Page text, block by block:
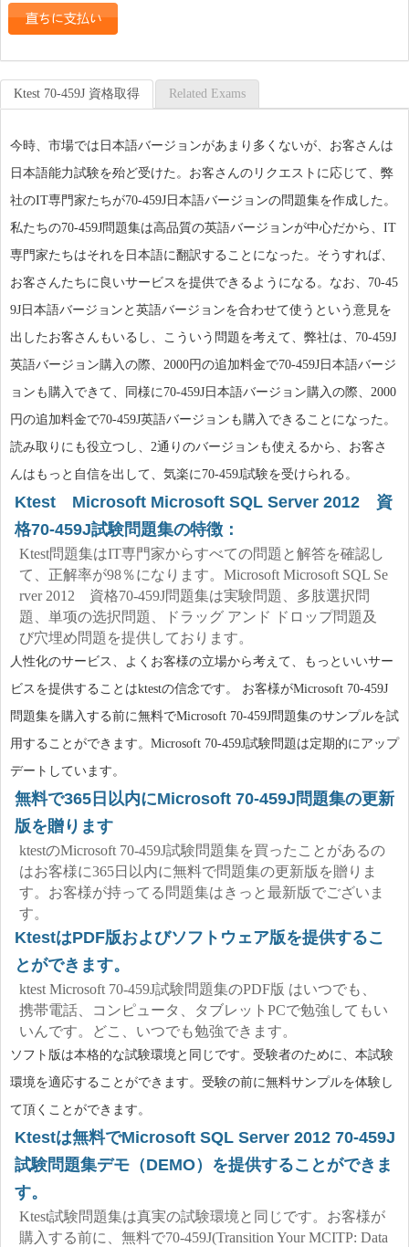
Ktest 70-459J 資格取得 Related Exams
今時、市場では日本語バージョンがあまり多くないが、お客さんは
日本語能力試験を殆ど受けた。お客さんのリクエストに応じて、弊
社のIT専門家たちが70-459J日本語バージョンの問題集を作成した。
私たちの70-459J問題集は高品質の英語バージョンが中心だから、IT
専門家たちはそれを日本語に翻訳することになった。そうすれば、
お客さんたちに良いサービスを提供できるようになる。なお、70-45
9J日本語バージョンと英語バージョンを合わせて使うという意見を
出したお客さんもいるし、こういう問題を考えて、弊社は、70-459J
英語バージョン購入の際、2000円の追加料金で70-459J日本語バージ
ョンも購入できて、同様に70-459J日本語バージョン購入の際、2000
円の追加料金で70-459J英語バージョンも購入できることになった。
読み取りにも役立つし、2通りのバージョンも使えるから、お客さ
んはもっと自信を出して、気楽に70-459J試験を受けられる。
Ktest Microsoft Microsoft SQL Server 2012 資
格70-459J試験問題集の特徴：
Ktest問題集はIT専門家からすべての問題と解答を確認し
て、正解率が98％になります。Microsoft Microsoft SQL Se
rver 2012 資格70-459J問題集は実験問題、多肢選択問
題、単项の选択問題、ドラッグ アンド ドロップ問題及
び穴埋め問題を提供しております。
人性化のサービス、よくお客様の立場から考えて、もっといいサー
ビスを提供することはktestの信念です。 お客様がMicrosoft 70-459J
問題集を購入する前に無料でMicrosoft 70-459J問題集のサンプルを試
用することができます。Microsoft 70-459J試験問題は定期的にアップ
デートしています。
無料で365日以内にMicrosoft 70-459J問題集の更新
版を贈ります
ktestのMicrosoft 70-459J試験問題集を買ったことがあるの
はお客様に365日以内に無料で問題集の更新版を贈りま
す。お客様が持ってる問題集はきっと最新版でございま
す。
KtestはPDF版およびソフトウェア版を提供するこ
とができます。
ktest Microsoft 70-459J試験問題集のPDF版 はいつでも、
携帯電話、コンピュータ、タブレットPCで勉強してもい
いんです。どこ、いつでも勉強できます。
ソフト版は本格的な試験環境と同じです。受験者のために、本試験
環境を適応することができます。受験の前に無料サンプルを体験し
て頂くことができます。
Ktestは無料でMicrosoft SQL Server 2012 70-459J
試験問題集デモ（DEMO）を提供することができま
す。
Ktest試験問題集は真実の試験環境と同じです。お客様が
購入する前に、無料で70-459J(Transition Your MCITP: Data